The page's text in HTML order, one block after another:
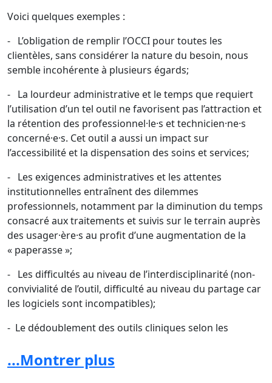
Voici quelques exemples :
- L’obligation de remplir l’OCCI pour toutes les
clientèles, sans considérer la nature du besoin, nous
semble incohérente à plusieurs égards;
- La lourdeur administrative et le temps que requiert
l’utilisation d’un tel outil ne favorisent pas l’attraction et
la rétention des professionnel·le·s et technicien·ne·s
concerné·e·s. Cet outil a aussi un impact sur
l’accessibilité et la dispensation des soins et services;
- Les exigences administratives et les attentes
institutionnelles entraînent des dilemmes
professionnels, notamment par la diminution du temps
consacré aux traitements et suivis sur le terrain auprès
des usager·ère·s au profit d’une augmentation de la
« paperasse »;
- Les difficultés au niveau de l’interdisciplinarité (non-
convivialité de l’outil, difficulté au niveau du partage car
les logiciels sont incompatibles);
- Le dédoublement des outils cliniques selon les
réévaluations pour les usager·ère·s stables.
...Montrer plus